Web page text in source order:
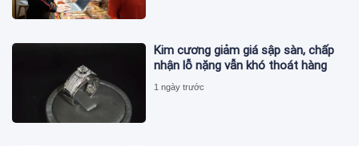
Kim cương giảm giá sập sàn, chấp
nhận lỗ nặng vẫn khó thoát hàng
1 ngày trước